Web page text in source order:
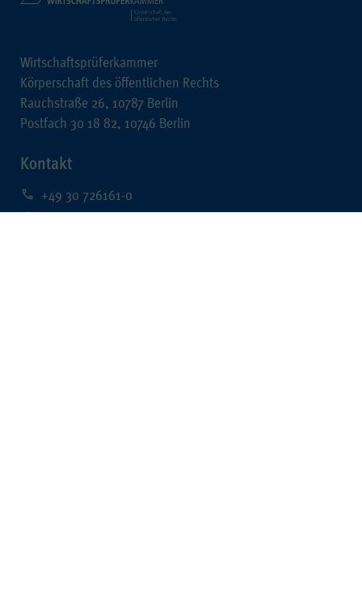
Wirtschaftsprüferkammer
Körperschaft des öffentlichen Rechts
Rauchstraße 26, 10787 Berlin
Postfach 30 18 82, 10746 Berlin
Kontakt
+49 30 726161-0
+49 30 726161-212